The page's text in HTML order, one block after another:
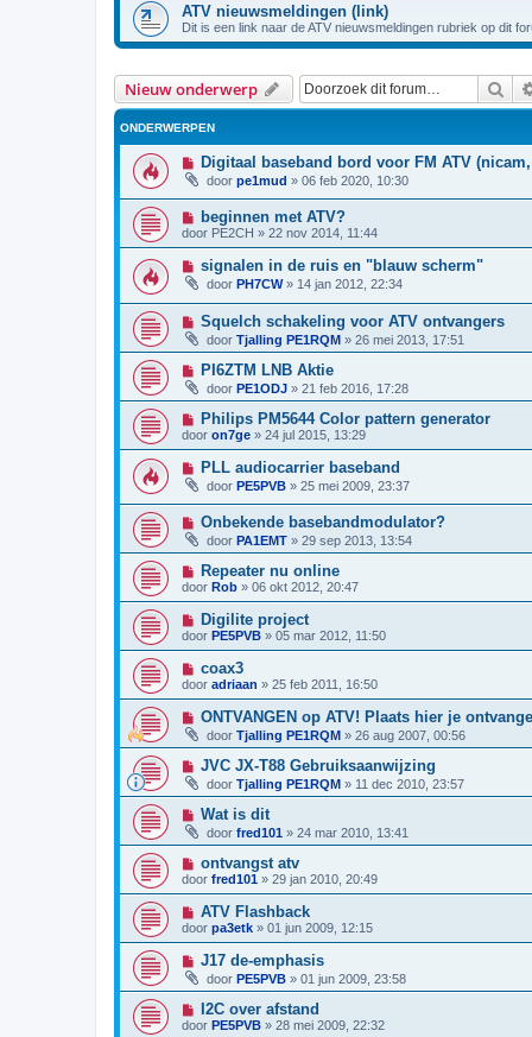
ATV nieuwsmeldingen (link)
Dit is een link naar de ATV nieuwsmeldingen rubriek op dit
Nieuw onderwerp
ONDERWERPEN
Digitaal baseband bord voor FM ATV
door pe1mud » 06 feb 2020, 10:30
beginnen met ATV?
door PE2CH » 22 nov 2014, 11:44
signalen in de ruis en "blauw scherm"
door PH7CW» 14 jan 2012, 22:34
Squelch schakeling voor ATV ontvangers
door Tjalling PE1RQM » 26 mei 2013, 17:51
PI6ZTM LNB Aktie
door PE1ODJ » 21 feb 2016, 17:28
Philips PM5644 Color pattern generator
door on7ge » 24 jul 2015, 13:29
PLL audiocarrier baseband
door PE5PVB » 25 mei 2009, 23:37
Onbekende basebandmodulator?
door PA1EMT » 29 sep 2013, 13:54
Repeater nu online
door Rob » 06 okt 2012, 20:47
Digilite project
door PE5PVB » 05 mar 2012, 11:50
coax3
door adriaan » 25 feb 2011, 16:50
ONTVANGEN op ATV! Plaats hier je
door Tjalling PE1RQM » 26 aug 2007, 00:56
JVC JX-T88 Gebruiksaanwijzing
door Tjalling PE1RQM » 11 dec 2010, 23:57
Wat is dit
door fred101 » 24 mar 2010, 13:41
ontvangst atv
door fred101 » 29 jan 2010, 20:49
ATV Flashback
door pa3etk » 01 jun 2009, 12:15
J17 de-emphasis
door PE5PVB » 01 jun 2009, 23:58
I2C over afstand
door PE5PVB » 28 mei 2009, 22:32